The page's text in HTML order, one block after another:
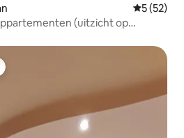
5 (52)
(uitzicht op